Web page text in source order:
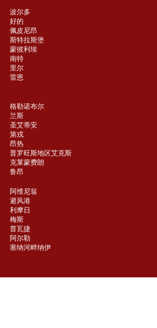
波尔多
好的
佩皮尼昂
斯特拉斯堡
蒙彼利埃
南特
里尔
雷恩
格勒诺布尔
兰斯
圣艾蒂安
第戎
昂热
普罗旺斯地区艾克斯
克莱蒙费朗
鲁昂
阿维尼翁
避风港
利摩日
梅斯
普瓦捷
阿尔勒
塞纳河畔纳伊